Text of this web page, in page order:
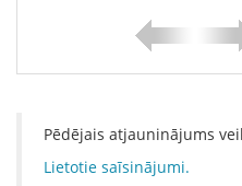
Pēdējais atjauninājums
Lietotie saīsinājumi.